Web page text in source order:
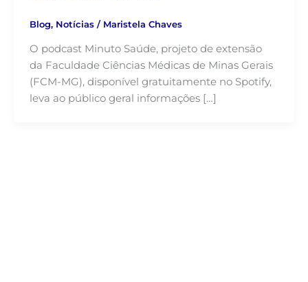
Blog, Notícias/ Maristela Chaves
O podcast Minuto Saúde, projeto de extensão
da Faculdade Ciências Médicas de Minas Gerais
(FCM-MG), disponível gratuitamente no Spotify,
leva ao público geral informações […]